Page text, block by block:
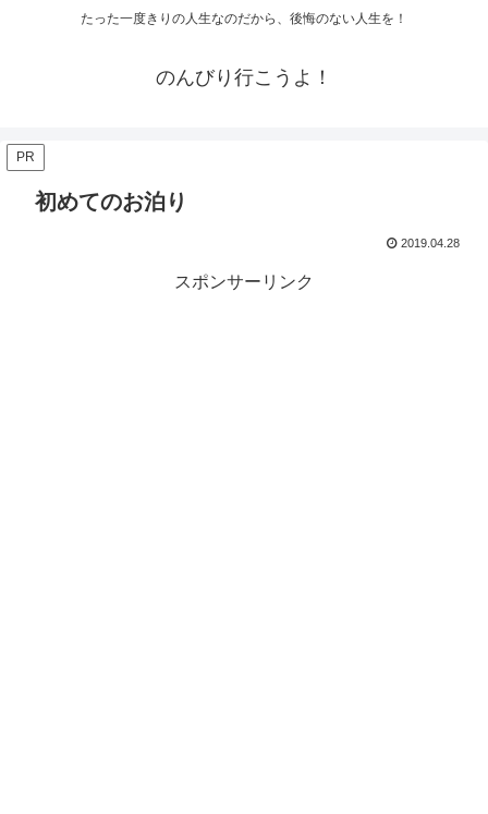
たった一度きりの人生なのだから、後悔のない人生を！
のんびり行こうよ！
PR
初めてのお泊り
2019.04.28
スポンサーリンク